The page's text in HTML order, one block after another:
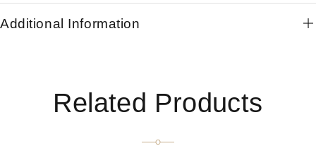
Additional Information
Related Products